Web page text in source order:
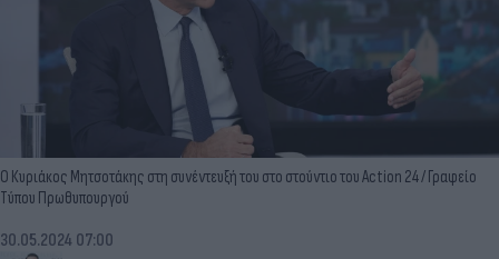
Ο Κυριάκος Μητσοτάκης στη συνέντευξή του στο στούντιο του Action 24 / Γραφείο
Τύπου Πρωθυπουργού
30.05.2024 07:00